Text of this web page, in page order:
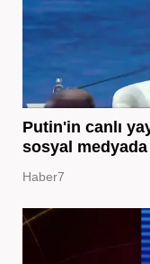
Putin'in canlı
sosyal
Haber7